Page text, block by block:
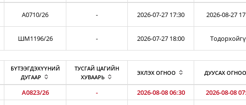
A0710/26 - 2026-07-27 17:30 2026-08-27
ШМ1196/26 - 2026-07-27 18:00
БҮТЭЭГДЭХҮҮНИЙ
ДУГААР
ТУСГАЙ ЦАГИЙН
ХУВААРЬ
ЭХЛЭХ ОГНОО ДУУСАХ ОГНОО
A0823/26 - 2026-08-08 06:30
2026-08-08